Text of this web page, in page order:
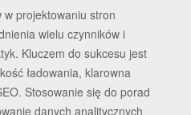
w projektowaniu stron
wielu czynników i
Kluczem do sukcesu jest
ładowania, klarowna
Stosowanie się do porad
danych analitycznych